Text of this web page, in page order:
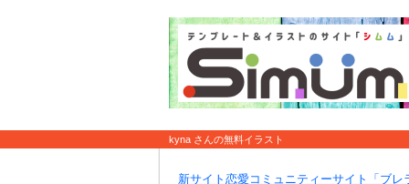
kyna さんの無料イラスト
新サイト恋愛コミュニティーサイト「ブレ